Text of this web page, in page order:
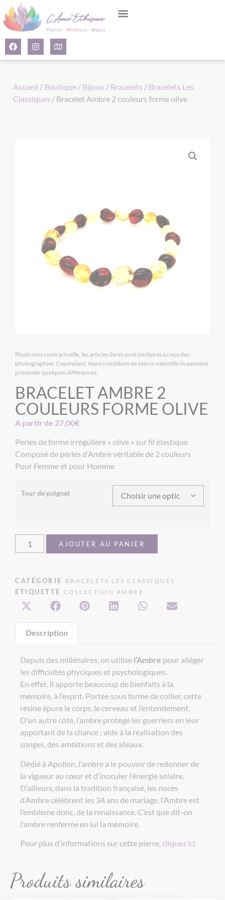
Accueil / Boutique / Bijoux / Bracelets / Bracelets Les
Classiques / Bracelet Ambre 2 couleurs forme olive
Photo non contractuelle, les articles livrés sont similaires à ceux des
photographies. Cependant, étant constitués de pierre naturelle ils peuvent
présenter quelques différences.
BRACELET AMBRE 2
COULEURS FORME OLIVE
A partir de 27,00€
Perles de forme irrégulière « olive » sur fil élastique
Composé de perles d’Ambre véritable de 2 couleurs
Pour Femme et pour Homme
Tour de poignet
AJOUTER AU PANIER
CATÉGORIE BRACELETS LES CLASSIQUES
ETIQUETTE COLLECTION AMBRE
Description
Depuis des millénaires, on utilise l’Ambre pour alléger
les difficultés physiques et psychologiques.
En effet, il apporte beaucoup de bienfaits à la
mémoire, à l’esprit. Portée sous forme de collier, cette
résine épure le corps, le cerveau et l’entendement.
D’un autre côté, l’ambre protège les guerriers en leur
apportant de la chance ; aide à la réalisation des
songes, des ambitions et des idéaux.
Dédié à Apollon, l’ambre a le pouvoir de redonner de
la vigueur au cœur et d’inoculer l’énergie solaire.
D’ailleurs, dans la tradition française, les noces
d’Ambre célèbrent les 34 ans de mariage, l’Ambre est
l’emblème donc, de la renaissance. C’est que dit-on
l’ambre renferme en lui la mémoire.
Pour plus d’informations sur cette pierre,cliquez ici
Produits similaires
Panneau de gestion des cookies